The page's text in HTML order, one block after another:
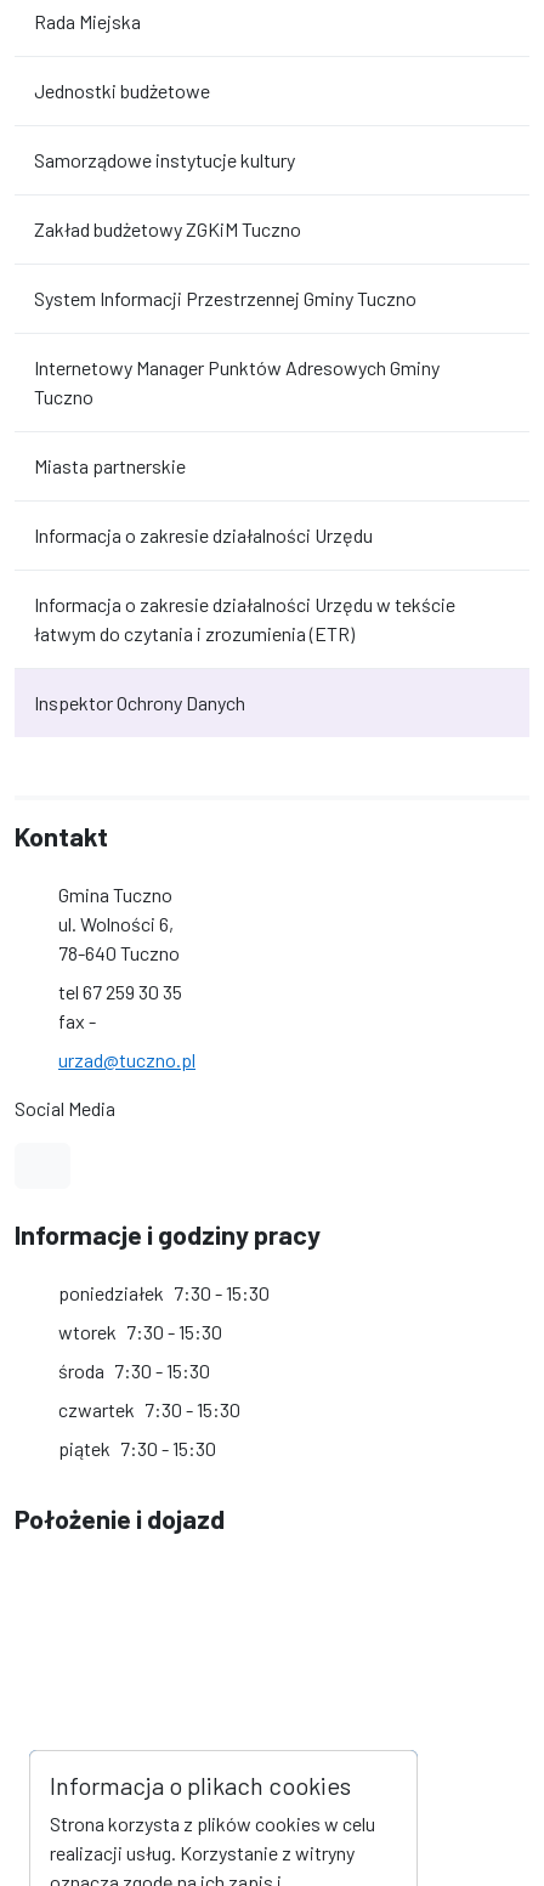
Rada Miejska
Jednostki budżetowe
Samorządowe instytucje kultury
Zakład budżetowy ZGKiM Tuczno
System Informacji Przestrzennej Gminy Tuczno
Internetowy Manager Punktów Adresowych Gminy
Tuczno
Miasta partnerskie
Informacja o zakresie działalności Urzędu
Informacja o zakresie działalności Urzędu w tekście
łatwym do czytania i zrozumienia (ETR)
Inspektor Ochrony Danych
Kontakt
Gmina Tuczno
ul. Wolności 6,
78-640 Tuczno
tel 67 259 30 35
fax -
urzad@tuczno.pl
Social Media
Informacje i godziny pracy
poniedziałek 7:30 - 15:30
wtorek 7:30 - 15:30
środa 7:30 - 15:30
czwartek 7:30 - 15:30
piątek 7:30 - 15:30
Położenie i dojazd
Informacja o plikach cookies
Strona korzysta z plików cookies w celu
realizacji usług. Korzystanie z witryny